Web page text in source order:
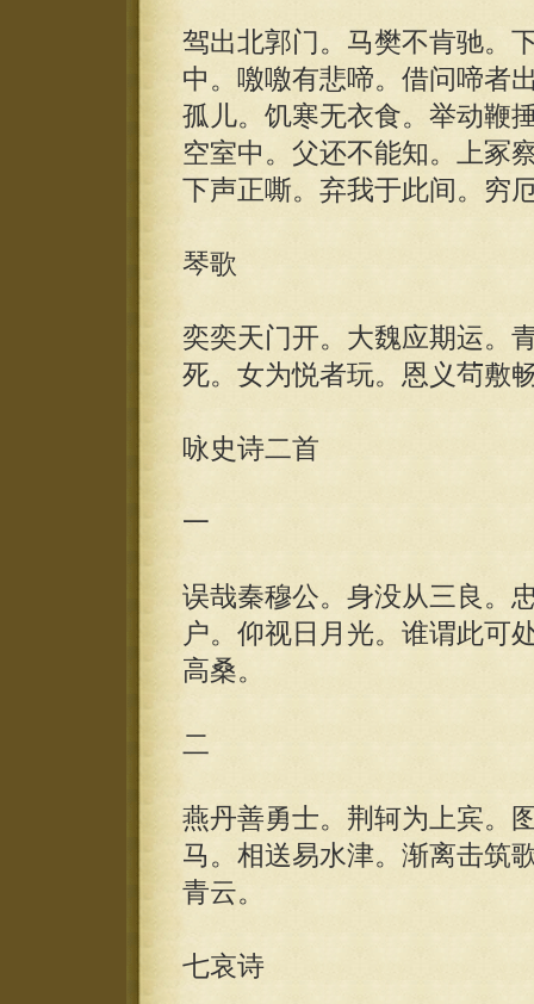
驾出北郭门。马樊不肯驰。
中。噭噭有悲啼。借问啼者
孤儿。饥寒无衣食。举动鞭
空室中。父还不能知。上冢
下声正嘶。弃我于此间。穷
琴歌
奕奕天门开。大魏应期运。
死。女为悦者玩。恩义茍敷
咏史诗二首
一
误哉秦穆公。身没从三良。
户。仰视日月光。谁谓此可
高桑。
二
燕丹善勇士。荆轲为上宾。
马。相送易水津。渐离击筑
青云。
七哀诗